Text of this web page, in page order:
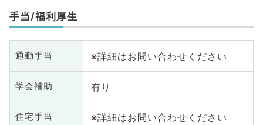
手当/福利厚生
通勤手当 ※詳細はお問い合わせください
学会補助 有り
住宅手当 ※詳細はお問い合わせください